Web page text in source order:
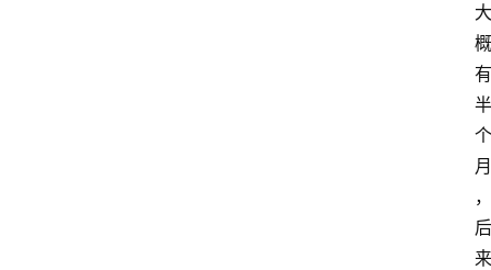
大
概
有
半
个
月
，
后
来